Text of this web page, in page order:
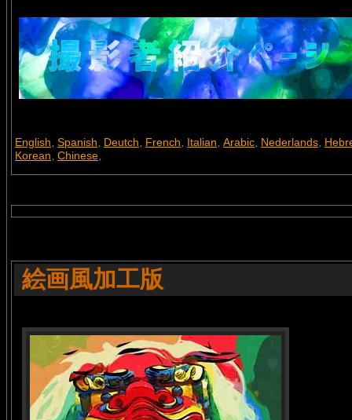
English, Spanish, Deutch, French, Italian, Arabic, Nederlands,
Korean, Chinese,
絵画風加工版